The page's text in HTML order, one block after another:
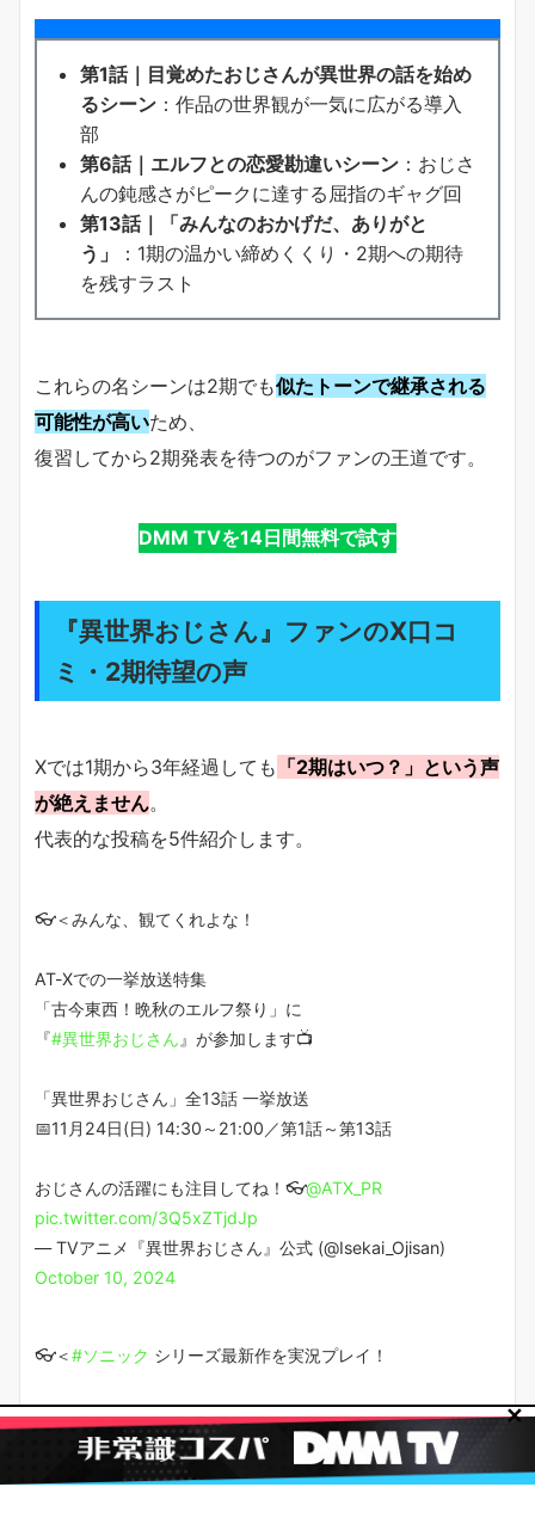
第1話｜目覚めたおじさんが異世界の話を始め
るシーン ：作品の世界観が一気に広がる導入
部
第6話｜エルフとの恋愛勘違いシーン ：おじさ
んの鈍感さがピークに達する屈指のギャグ回
第13話｜「みんなのおかげだ、ありがと
う」
：1期の温かい締めくくり・2期への期待
を残すラスト
これらの名シーンは2期でも似たトーンで継承される
可能性が高いため、
復習してから2期発表を待つのがファンの王道です。
DMM TVを14日間無料で試す
『異世界おじさん』ファンのX口コ
ミ・2期待望の声
Xでは1期から3年経過しても 「2期はいつ？」という声
が絶えません。
代表的な投稿を5件紹介します。
👓＜みんな、観てくれよな！
AT-Xでの一挙放送特集
「古今東西！晩秋のエルフ祭り」に
『#異世界おじさん』が参加します📺
「異世界おじさん」全13話 一挙放送
📅11月24日(日) 14:30～21:00／第1話～第13話
おじさんの活躍にも注目してね！👓@ATX_PR
pic.twitter.com/3Q5xZTjdJp
— TVアニメ『異世界おじさん』公式 (@Isekai_Ojisan)
October 10, 2024
👓＜#ソニック シリーズ最新作を実況プレイ！
『#ソニックシャドウG』を
チャンネル「#異世界おじさん」でプレイ🎮
https://t.co/9cM6wCRrp7
✕